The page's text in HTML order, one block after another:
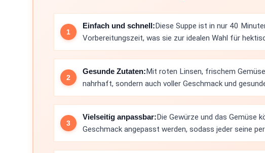
Einfach und schnell:Diese Suppe ist in nur 40
Vorbereitungszeit, was sie zur idealen Wahl für
Gesunde Zutaten:Mit roten Linsen, frischem
nahrhaft, sondern auch voller Geschmack und
Vielseitig anpassbar:Die Gewürze und das Gemüse
Geschmack angepasst werden, sodass jeder seine